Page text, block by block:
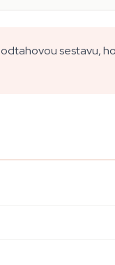
odtahovou sestavu,